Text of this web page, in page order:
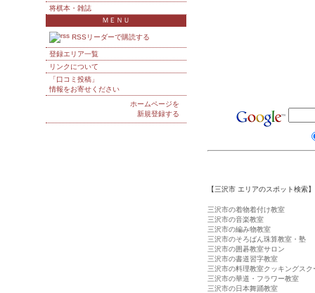
【三沢市 エリアのスポット検索】
三沢市の着物着付け教室
三沢市の音楽教室
三沢市の編み物教室
三沢市のそろばん珠算教室・塾
三沢市の囲碁教室サロン
三沢市の書道習字教室
三沢市の料理教室クッキングスク
三沢市の華道・フラワー教室
三沢市の日本舞踊教室
将棋本・雑誌
ＭＥＮＵ
RSSリーダーで購読する
登録エリア一覧
リンクについて
「口コミ投稿」
情報をお寄せください
ホームページを
新規登録する